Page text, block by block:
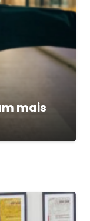
mais